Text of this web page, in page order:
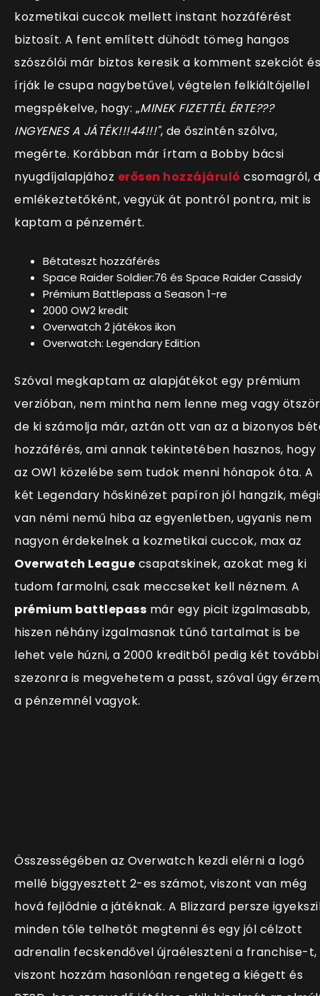
kozmetikai cuccok mellett instant hozzáférést
biztosít. A fent említett dühödt tömeg hangos
szószólói már biztos keresik a komment szekciót és
írják le csupa nagybetűvel, végtelen felkiáltójellel
megspékelve, hogy: „MINEK FIZETTÉL ÉRTE???
INGYENES A JÁTÉK!!!44!!!", de őszintén szólva,
megérte. Korábban már írtam a Bobby bácsi
nyugdíjalapjához erősen hozzájáruló csomagról,
emlékeztetőként, vegyük át pontról pontra, mit is
kaptam a pénzemért.
Bétateszt hozzáférés
Space Raider Soldier:76 és Space Raider Cassidy
Prémium Battlepass a Season 1-re
2000 OW2 kredit
Overwatch 2 játékos ikon
Overwatch: Legendary Edition
Szóval megkaptam az alapjátékot egy prémium
verzióban, nem mintha nem lenne meg vagy
de ki számolja már, aztán ott van az a bizonyos
hozzáférés, ami annak tekintetében hasznos, hogy
az OW1 közelébe sem tudok menni hónapok óta. A
két Legendary hőskinézet papíron jól hangzik,
van némi nemű hiba az egyenletben, ugyanis nem
nagyon érdekelnek a kozmetikai cuccok, max az
Overwatch League csapatskinek, azokat meg ki
tudom farmolni, csak meccseket kell néznem. A
prémium battlepass már egy picit izgalmasabb,
hiszen néhány izgalmasnak tűnő tartalmat is be
lehet vele húzni, a 2000 kreditből pedig két további
szezonra is megvehetem a passt, szóval úgy
a pénzemnél vagyok.
Összességében az Overwatch kezdi elérni a logó
mellé biggyesztett 2-es számot, viszont van még
hová fejlődnie a játéknak. A Blizzard persze
minden tőle telhetőt megtenni és egy jól célzott
adrenalin fecskendővel újraéleszteni a franchise-t,
viszont hozzám hasonlóan rengeteg a kiégett és